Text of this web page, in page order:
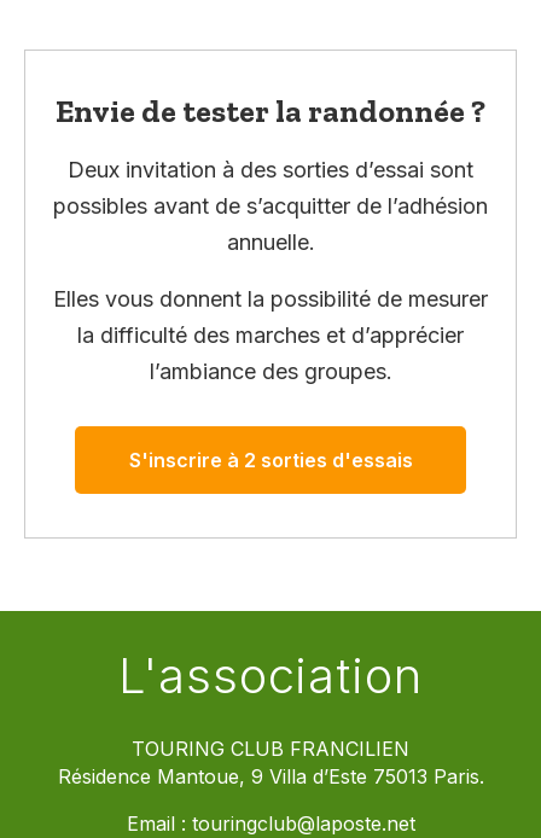
Envie de tester la randonnée ?
Deux invitation à des sorties d’essai sont
possibles avant de s’acquitter de l’adhésion
annuelle.
Elles vous donnent la possibilité de mesurer
la difficulté des marches et d’apprécier
l’ambiance des groupes.
S'inscrire à 2 sorties d'essais
L'association
TOURING CLUB FRANCILIEN
Résidence Mantoue, 9 Villa d’Este 75013 Paris.
Email : touringclub@laposte.net